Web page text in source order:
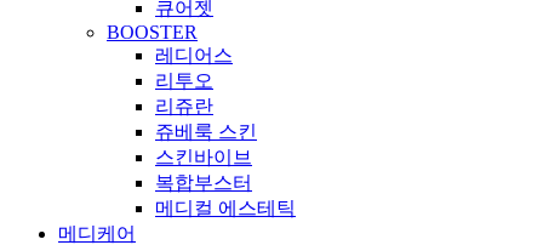
큐어젯
BOOSTER
레디어스
리투오
리쥬란
쥬베룩 스킨
스킨바이브
복합부스터
메디컬 에스테틱
메디케어